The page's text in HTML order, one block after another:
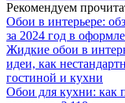
Рекомендуем
Обои в интерьере:
за 2024 год в
Жидкие обои в
идеи, как
гостиной и кухни
Обои для кухни: как